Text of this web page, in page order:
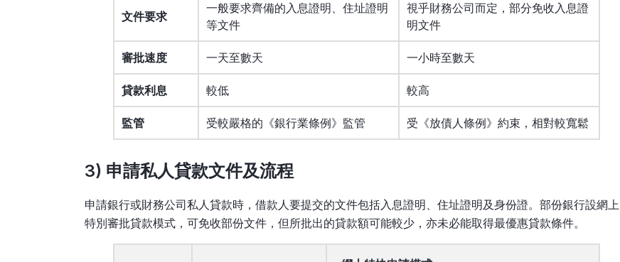
文件要求
一般要求齊備的入息證明、住址證明
等文件
視乎財務公司而定，部分免收入息證
明文件
審批速度 一天至數天 一小時至數天
貸款利息 較低 較高
監管 受較嚴格的《銀行業條例》監管 受《放債人條例》約束，相對較寬鬆
3) 申請私人貸款文件及流程
申請銀行或財務公司私人貸款時，借款人要提交的文件包括入息證明、住址證明及身份證。部份銀行設網上
特別審批貸款模式，可免收部份文件，但所批出的貸款額可能較少，亦未必能取得最優惠貸款條件。